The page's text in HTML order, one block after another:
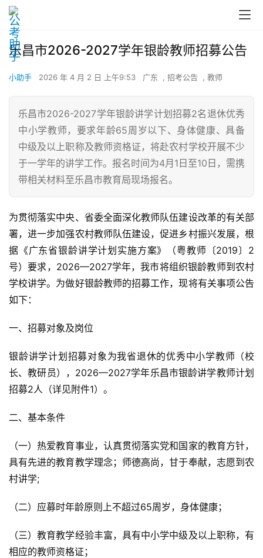
乐昌市2026-2027学年银龄教师招募公告
小助手 2026 年 4 月 2 日 上午9:53 广东 , 招考公告 , 教师
乐昌市2026-2027学年银龄讲学计划招募2名退休优秀
中小学教师，要求年龄65周岁以下、身体健康、具备
中级及以上职称及教师资格证，将赴农村学校开展不少
于一学年的讲学工作。报名时间为4月1日至10日，需携
带相关材料至乐昌市教育局现场报名。
为贯彻落实中央、省委全面深化教师队伍建设改革的有关部
署，进一步加强农村教师队伍建设，促进乡村振兴发展，根
据《广东省银龄讲学计划实施方案》（粤教师〔2019〕2
号）要求，2026—2027学年，我市将组织银龄教师到农村
学校讲学。为做好银龄教师的招募工作，现将有关事项公告
如下：
一、招募对象及岗位
银龄讲学计划招募对象为我省退休的优秀中小学教师（校
长、教研员），2026—2027学年乐昌市银龄讲学教师计划
招募2人（详见附件1）。
二、基本条件
（一）热爱教育事业，认真贯彻落实党和国家的教育方针，
具有先进的教育教学理念；师德高尚，甘于奉献，志愿到农
村讲学;
（二）应募时年龄原则上不超过65周岁，身体健康；
（三）教育教学经验丰富，具有中小学中级及以上职称，有
相应的教师资格证；